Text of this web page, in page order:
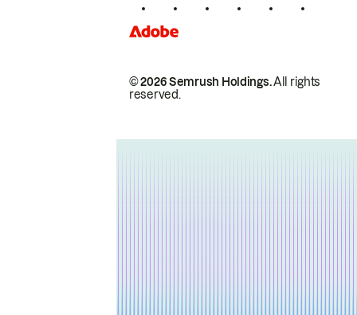
© 2026 Semrush Holdings.All rights
reserved.